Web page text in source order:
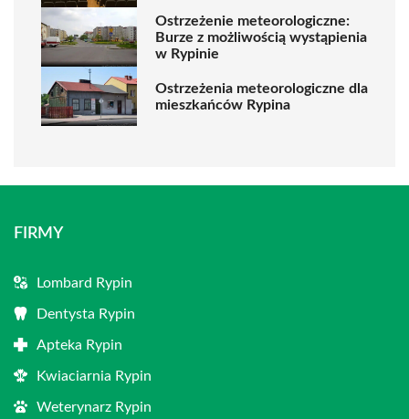
Ostrzeżenie meteorologiczne:
Burze z możliwością wystąpienia
w Rypinie
Ostrzeżenia meteorologiczne dla
mieszkańców Rypina
FIRMY
Lombard Rypin
Dentysta Rypin
Apteka Rypin
Kwiaciarnia Rypin
Weterynarz Rypin